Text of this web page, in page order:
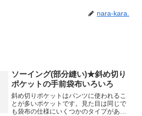
nara-kara.
ソーイング(部分縫い)★斜め切り
ポケットの手前袋布いろいろ
斜め切りポケットはパンツに使われるこ
とが多いポケットです。見た目は同じで
も袋布の仕様にいくつかのタイプがあ